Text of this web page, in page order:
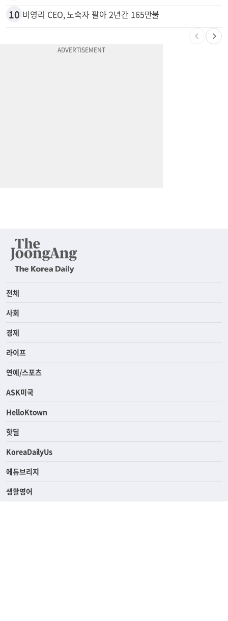
10 비영리 CEO, 노숙자 팔아 2년간 165만불
전체
사회
경제
라이프
연예/스포츠
ASK미국
HelloKtown
핫딜
KoreaDailyUs
에듀브리지
생활영어